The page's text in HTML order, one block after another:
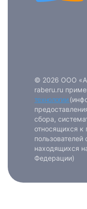
© 2026 ООО
raberu.ru
технологии
сбора,
относящихся к
пользователей
находящихся
Федерации)